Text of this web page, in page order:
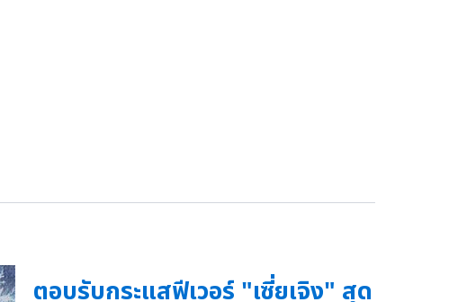
ตอบรับกระแสฟีเวอร์ "เซี่ยเจิง" สุด